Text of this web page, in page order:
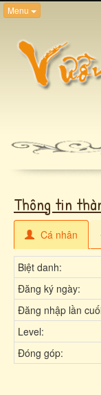
Menu
Thông tin
Cá nhân
Biệt danh:
Đăng ký ngày:
Đăng nhập lần
Level:
Đóng góp: